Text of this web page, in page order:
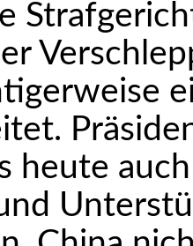
heute